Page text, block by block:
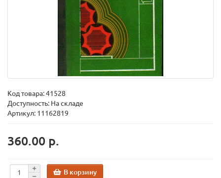
Код товара:41528
Доступность: На складе
Артикул: 11162819
360.00 р.
В корзину